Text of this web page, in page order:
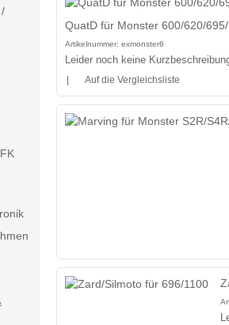
QuatD für Monster 600/620/
Artikelnummer: exmonster6
Leider noch keine
Auf die Vergleichsliste